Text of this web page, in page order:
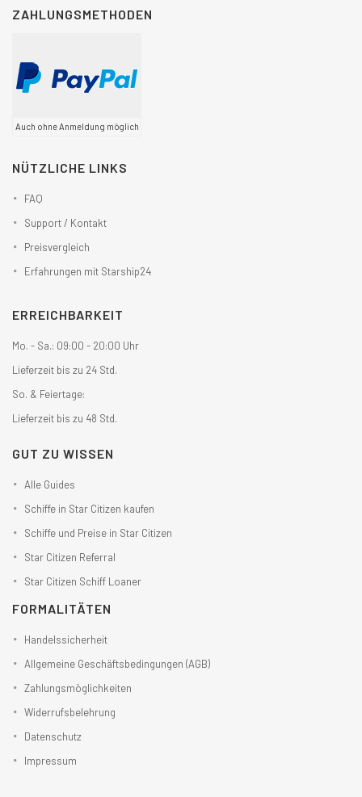
ZAHLUNGSMETHODEN
Auch ohne Anmeldung möglich
NÜTZLICHE LINKS
FAQ
Support / Kontakt
Preisvergleich
Erfahrungen mit Starship24
ERREICHBARKEIT
Mo. - Sa.: 09:00 - 20:00 Uhr
Lieferzeit bis zu 24 Std.
So. & Feiertage:
Lieferzeit bis zu 48 Std.
GUT ZU WISSEN
Alle Guides
Schiffe in Star Citizen kaufen
Schiffe und Preise in Star Citizen
Star Citizen Referral
Star Citizen Schiff Loaner
FORMALITÄTEN
Handelssicherheit
Allgemeine Geschäftsbedingungen (AGB)
Zahlungsmöglichkeiten
Widerrufsbelehrung
Datenschutz
Impressum